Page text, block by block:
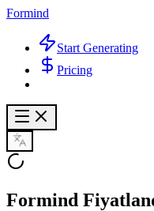
Formind
Start Generating
Pricing
Formind